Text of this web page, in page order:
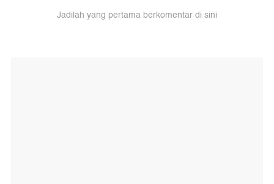
Jadilah yang pertama berkomentar di sini